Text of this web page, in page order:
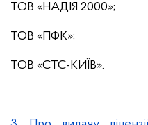
ТОВ «НАДІЯ 2000»;
ТОВ «ПФК»;
ТОВ «СТС-КИЇВ».